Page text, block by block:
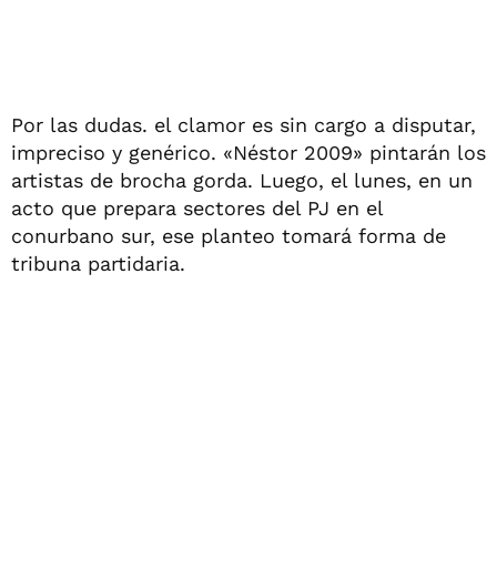
Por las dudas. el clamor es sin cargo a disputar,
impreciso y genérico. «Néstor 2009» pintarán los
artistas de brocha gorda. Luego, el lunes, en un
acto que prepara sectores del PJ en el
conurbano sur, ese planteo tomará forma de
tribuna partidaria.